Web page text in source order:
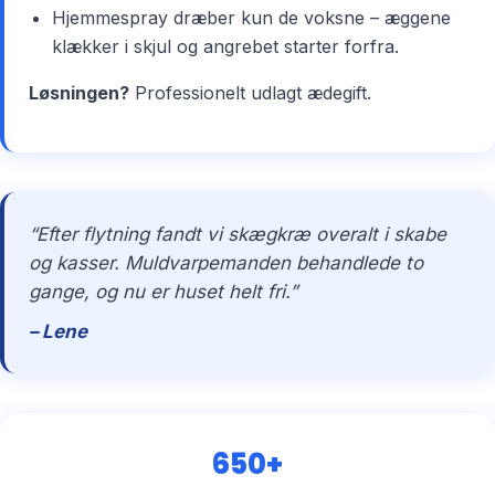
Hjemmespray dræber kun de voksne – æggene
klækker i skjul og angrebet starter forfra.
Løsningen? Professionelt udlagt ædegift.
“Efter flytning fandt vi skægkræ overalt i skabe
og kasser. Muldvarpemanden behandlede to
gange, og nu er huset helt fri.”
– Lene
650+